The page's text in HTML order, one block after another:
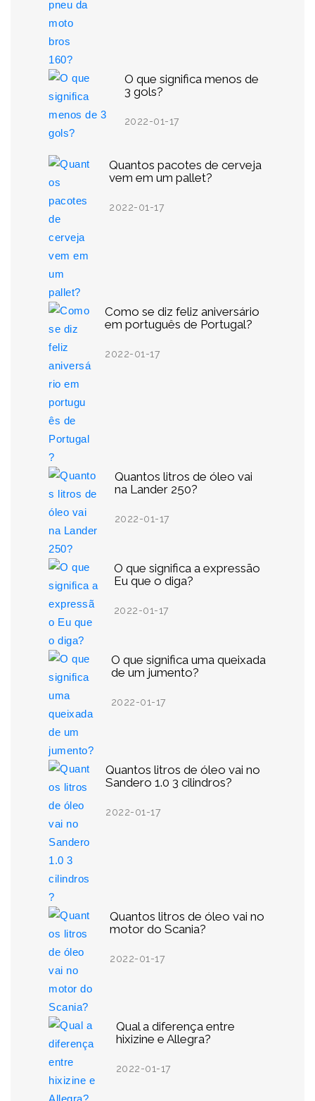
O que significa menos de
3 gols?
2022-01-17
Quantos pacotes de cerveja
vem em um pallet?
2022-01-17
Como se diz feliz aniversário
em português de Portugal?
2022-01-17
Quantos litros de óleo vai
na Lander 250?
2022-01-17
O que significa a expressão
Eu que o diga?
2022-01-17
O que significa uma queixada
de um jumento?
2022-01-17
Quantos litros de óleo vai no
Sandero 1.0 3 cilindros?
2022-01-17
Quantos litros de óleo vai no
motor do Scania?
2022-01-17
Qual a diferença entre
hixizine e Allegra?
2022-01-17